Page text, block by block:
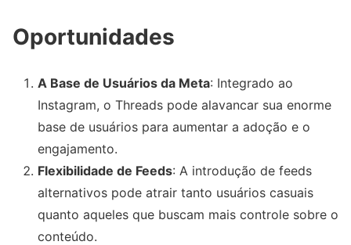
Oportunidades
A Base de Usuários da Meta: Integrado ao
Instagram, o Threads pode alavancar sua enorme
base de usuários para aumentar a adoção e o
engajamento.
Flexibilidade de Feeds: A introdução de feeds
alternativos pode atrair tanto usuários casuais
quanto aqueles que buscam mais controle sobre o
conteúdo.